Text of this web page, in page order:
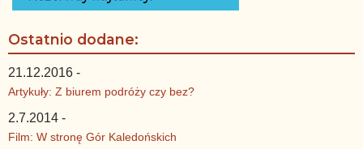
Ostatnio dodane:
21.12.2016 -
Artykuły: Z biurem podróży czy bez?
2.7.2014 -
Film: W stronę Gór Kaledońskich